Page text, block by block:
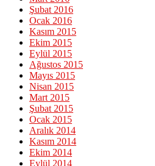
Şubat 2016
Ocak 2016
Kasım 2015
Ekim 2015
Eylül 2015
Ağustos 2015
Mayıs 2015
Nisan 2015
Mart 2015
Şubat 2015
Ocak 2015
Aralık 2014
Kasım 2014
Ekim 2014
Eylül 2014